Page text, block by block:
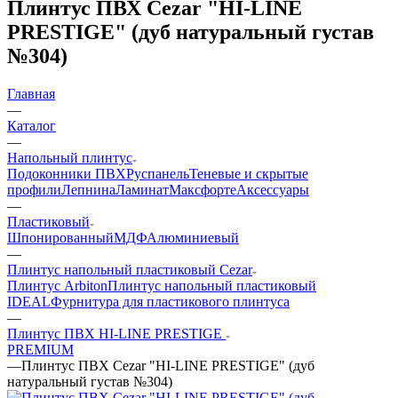
Плинтус ПВХ Cezar "HI-LINE
PRESTIGE" (дуб натуральный густав
№304)
Главная
—
Каталог
—
Напольный плинтус
Подоконники ПВХРуспанельТеневые и скрытые
профилиЛепнинаЛаминатМаксфортеАксессуары
—
Пластиковый
ШпонированныйМДФАлюминиевый
—
Плинтус напольный пластиковый Cezar
Плинтус ArbitonПлинтус напольный пластиковый
IDEALФурнитура для пластикового плинтуса
—
Плинтус ПВХ HI-LINE PRESTIGE
PREMIUM
—Плинтус ПВХ Cezar "HI-LINE PRESTIGE" (дуб
натуральный густав №304)